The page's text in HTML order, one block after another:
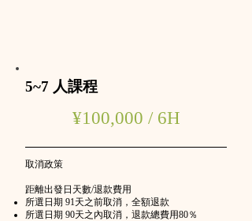
5~7 人課程
¥100,000 / 6H
取消政策
距離出發日天數/退款費用
所選日期 91天之前取消，全額退款
所選日期 90天之內取消，退款總費用80％